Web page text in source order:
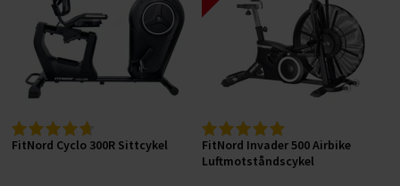
FitNord Cyclo 300R Sittcykel
FitNord Invader 500 Airbike
Luftmotståndscykel